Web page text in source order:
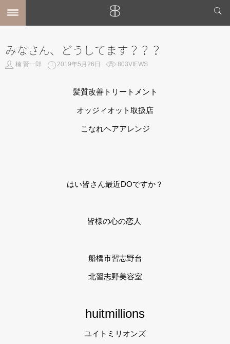
MENU
ホーム
みなさん、どうしてます？？？
楠 賢一郎 2019年5月26日 803VIEWS
髪質改善トリートメント
オッジィオット取扱店
こなれヘアアレンジ
はい皆さん最近DOですか？
皆様の心の恋人
船橋市習志野台
北習志野美容室
huitmillions
ユイトミリオンズ